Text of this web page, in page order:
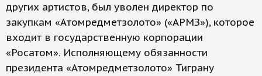
других артистов, был уволен директор по
закупкам «Атомредметзолото» («АРМЗ»), которое
входит в государственную корпорации
«Росатом». Исполняющему обязанности
президента «Атомредметзолото» Тиграну